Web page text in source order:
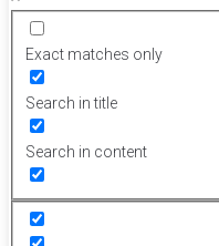
Exact matches only
Search in title
Search in content